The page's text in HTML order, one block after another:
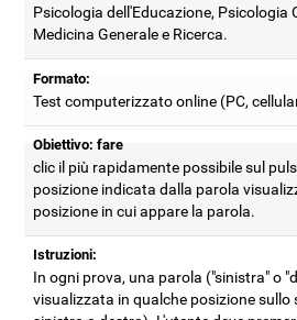
Psicologia dell'Educazione, Psicologia
Medicina Generale e Ricerca.
Formato:
Test computerizzato online (PC,
Obiettivo: fare
clic il più rapidamente possibile sul
posizione indicata dalla parola
posizione in cui appare la parola.
Istruzioni:
In ogni prova, una parola ("sinistra" o
visualizzata in qualche posizione sullo